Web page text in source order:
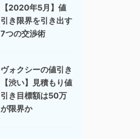
【2020年5月】値
引き限界を引き出す
7つの交渉術
ヴォクシーの値引き
【渋い】見積もり値
引き目標額は50万
が限界か